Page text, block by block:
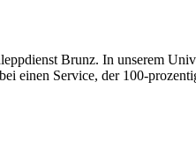
Brunz. In unserem
einen Service, der 100-